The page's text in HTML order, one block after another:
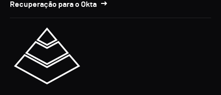
Recuperação para o Okta